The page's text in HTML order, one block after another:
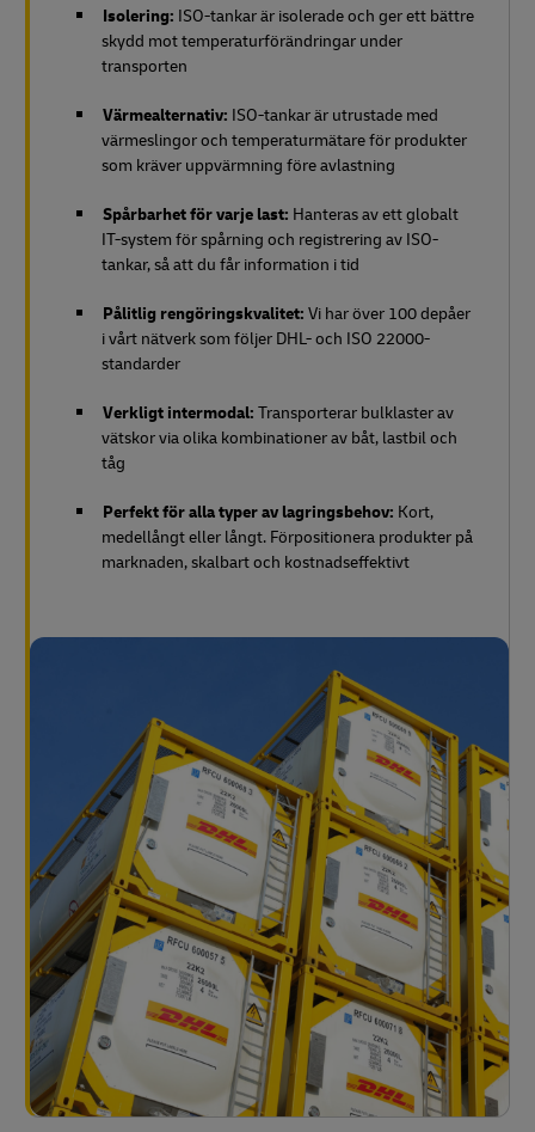
Isolering: ISO-tankar är isolerade och ger ett bättre
skydd mot temperaturförändringar under
transporten
Värmealternativ: ISO-tankar är utrustade med
värmeslingor och temperaturmätare för produkter
som kräver uppvärmning före avlastning
Spårbarhet för varje last: Hanteras av ett globalt
IT-system för spårning och registrering av ISO-
tankar, så att du får information i tid
Pålitlig rengöringskvalitet: Vi har över 100 depåer
i vårt nätverk som följer DHL- och ISO 22000-
standarder
Verkligt intermodal: Transporterar bulklaster av
vätskor via olika kombinationer av båt, lastbil och
tåg
Perfekt för alla typer av lagringsbehov: Kort,
medellångt eller långt. Förpositionera produkter på
marknaden, skalbart och kostnadseffektivt